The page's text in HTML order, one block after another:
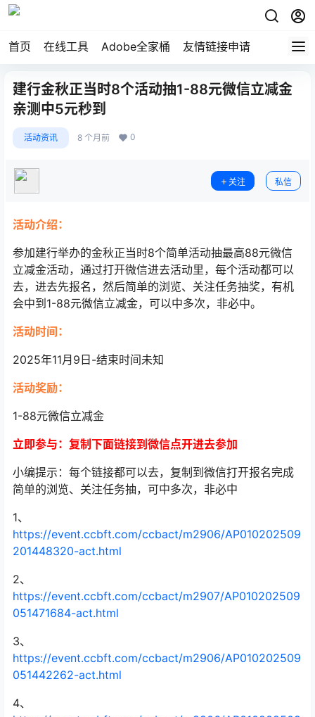
首页 在线工具 Adobe全家桶 友情链接申请
建行金秋正当时8个活动抽1-88元微信立减金
亲测中5元秒到
活动资讯 8 个月前 0
关注 私信
活动介绍：
参加建行举办的金秋正当时8个简单活动抽最高88元微信
立减金活动，通过打开微信进去活动里，每个活动都可以
去，进去先报名，然后简单的浏览、关注任务抽奖，有机
会中到1-88元微信立减金，可以中多次，非必中。
活动时间：
2025年11月9日-结束时间未知
活动奖励：
1-88元微信立减金
立即参与：复制下面链接到微信点开进去参加
小编提示：每个链接都可以去，复制到微信打开报名完成
简单的浏览、关注任务抽，可中多次，非必中
1、
https://event.ccbft.com/ccbact/m2906/AP010202509
201448320-act.html
2、
https://event.ccbft.com/ccbact/m2907/AP010202509
051471684-act.html
3、
https://event.ccbft.com/ccbact/m2906/AP010202509
051442262-act.html
4、